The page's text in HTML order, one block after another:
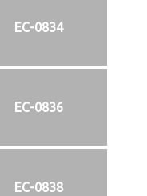
EC-0834
EC-0836
EC-0838